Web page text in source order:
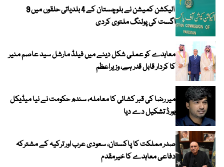
الیکشن کمیشن نے بلوچستان کے 4 بلدیاتی حلقوں میں 9
اگست کی پولنگ ملتوی کردی
معاہدے کو عملی شکل دینے میں فیلڈ مارشل سید عاصم منیر
کا کردار قابل قدر ہے، وزیراعظم
میر رضا کی قبر کشائی کا معاملہ، سندھ حکومت نے نیا میڈیکل
بورڈ تشکیل دے دیا
صدر مملکت کا پاکستان، سعودی عرب اور ترکیہ کے مشترکہ
دفاعی معاہدے کا خیرمقدم